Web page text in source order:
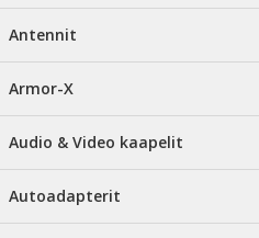
Antennit
Armor-X
Audio & Video kaapelit
Autoadapterit